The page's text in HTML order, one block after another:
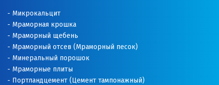
Микрокальцит
Мраморная крошка
Мраморный щебень
Мраморный отсев (Мраморный песок)
Минеральный порошок
Мраморные плиты
Портландцемент (Цемент тампонажный)